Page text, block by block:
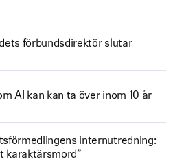
förbundsdirektör slutar
AI kan kan ta över inom 10 år
internutredning:
karaktärsmord”